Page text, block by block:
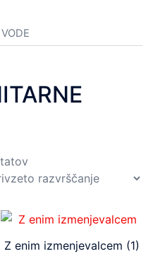
Z enim izmenjevalcem (1)